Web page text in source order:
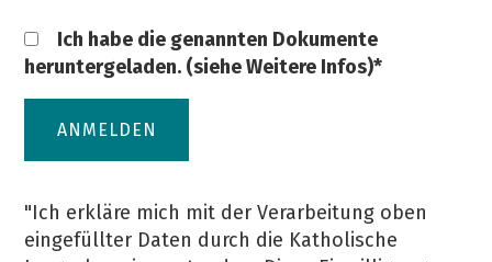
Ich habe die genannten Dokumente
heruntergeladen. (siehe Weitere Infos)*
ANMELDEN
"Ich erkläre mich mit der Verarbeitung oben
eingefüllter Daten durch die Katholische